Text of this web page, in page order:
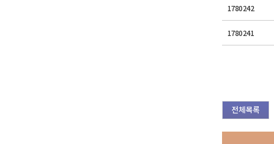
1780242
1780241
전체목록